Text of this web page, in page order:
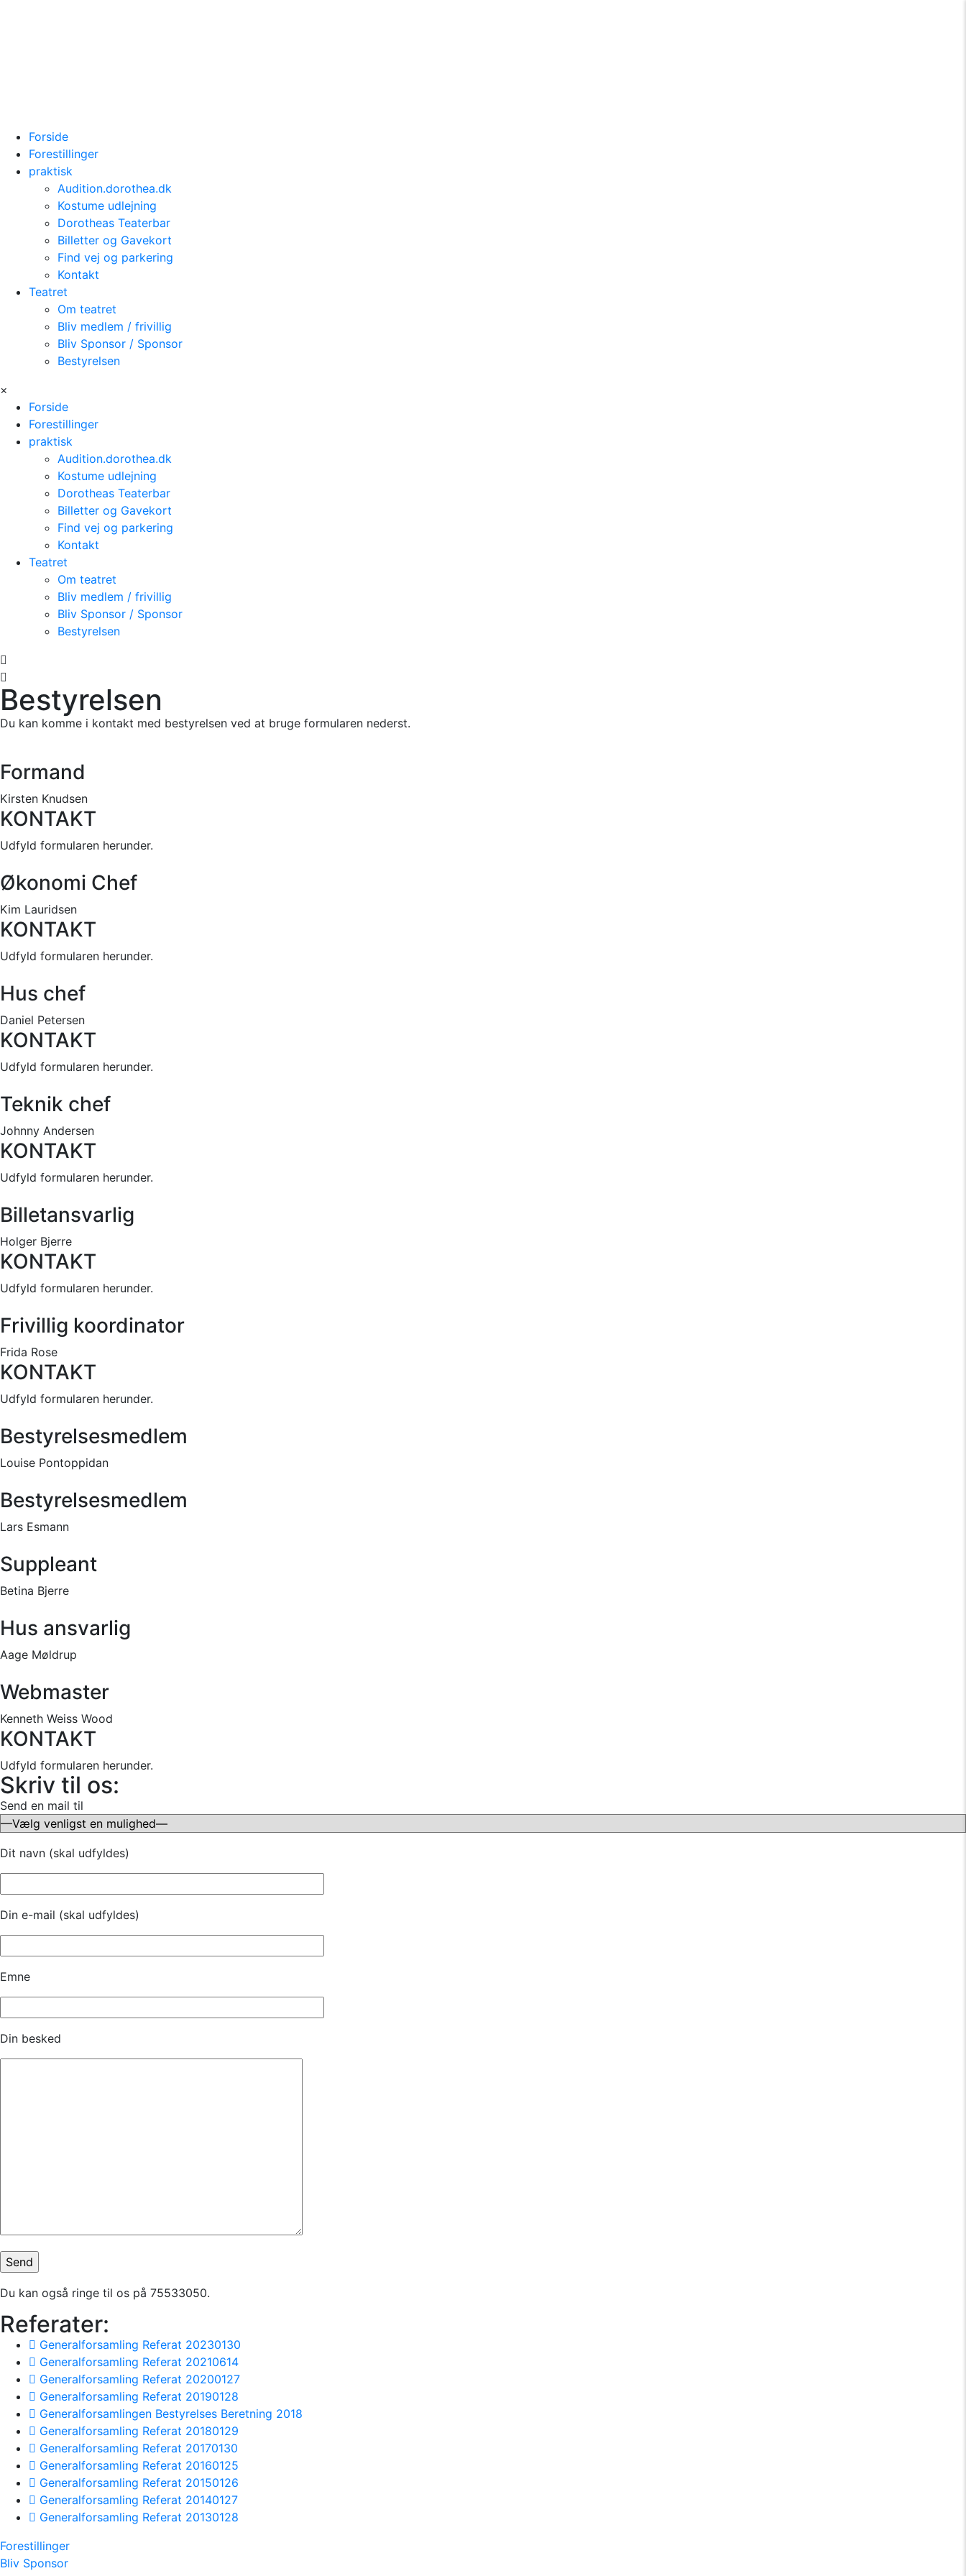
Forside
Forestillinger
praktisk
Audition.dorothea.dk
Kostume udlejning
Dorotheas Teaterbar
Billetter og Gavekort
Find vej og parkering
Kontakt
Teatret
Om teatret
Bliv medlem / frivillig
Bliv Sponsor / Sponsor
Bestyrelsen
×
Forside
Forestillinger
praktisk
Audition.dorothea.dk
Kostume udlejning
Dorotheas Teaterbar
Billetter og Gavekort
Find vej og parkering
Kontakt
Teatret
Om teatret
Bliv medlem / frivillig
Bliv Sponsor / Sponsor
Bestyrelsen
Bestyrelsen
Du kan komme i kontakt med bestyrelsen ved at bruge formularen nederst.
Formand
Kirsten Knudsen
KONTAKT
Udfyld formularen herunder.
Økonomi Chef
Kim Lauridsen
KONTAKT
Udfyld formularen herunder.
Hus chef
Daniel Petersen
KONTAKT
Udfyld formularen herunder.
Teknik chef
Johnny Andersen
KONTAKT
Udfyld formularen herunder.
Billetansvarlig
Holger Bjerre
KONTAKT
Udfyld formularen herunder.
Frivillig koordinator
Frida Rose
KONTAKT
Udfyld formularen herunder.
Bestyrelsesmedlem
Louise Pontoppidan
Bestyrelsesmedlem
Lars Esmann
Suppleant
Betina Bjerre
Hus ansvarlig
Aage Møldrup
Webmaster
Kenneth Weiss Wood
KONTAKT
Udfyld formularen herunder.
Skriv til os:
Send en mail til
Dit navn (skal udfyldes)
Din e-mail (skal udfyldes)
Emne
Din besked
Du kan også ringe til os på 75533050.
Referater:
Generalforsamling Referat 20230130
Generalforsamling Referat 20210614
Generalforsamling Referat 20200127
Generalforsamling Referat 20190128
Generalforsamlingen Bestyrelses Beretning 2018
Generalforsamling Referat 20180129
Generalforsamling Referat 20170130
Generalforsamling Referat 20160125
Generalforsamling Referat 20150126
Generalforsamling Referat 20140127
Generalforsamling Referat 20130128
Forestillinger
Bliv Sponsor